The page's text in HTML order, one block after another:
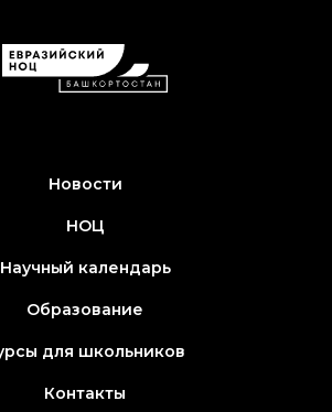
Новости
НОЦ
Научный календарь
Образование
для школьников
Контакты